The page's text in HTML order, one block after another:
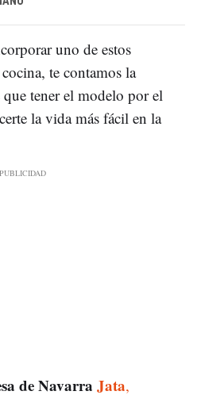
uno de estos
te contamos la
que tener el modelo por el
la vida más fácil en la
de Navarra Jata,